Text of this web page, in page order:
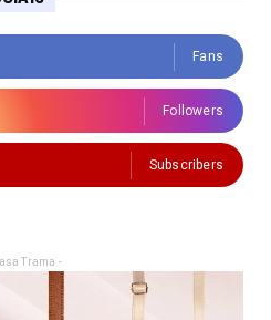
Fans
Followers
Subscribers
Trama -